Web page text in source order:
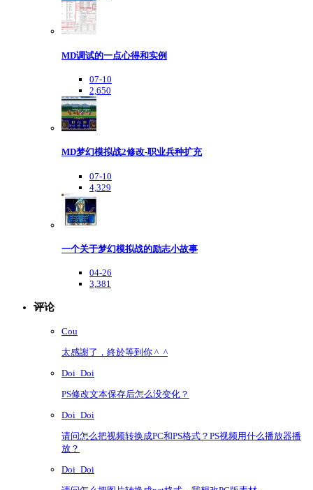
MD调试的一点心得和实例
07-10
2,650
MD梦幻模拟战2修改-职业兵种扩充
07-10
4,329
一个关于梦幻模拟战的励志小故事
04-26
3,381
评论
Cou
太感謝了，終於等到你 ^_^
Doi_Doi
PS修改文本保存后怎么没变化？
Doi_Doi
请问怎么把视频转换成PC和PS格式？PS视频用什么播放器播
放？
Doi_Doi